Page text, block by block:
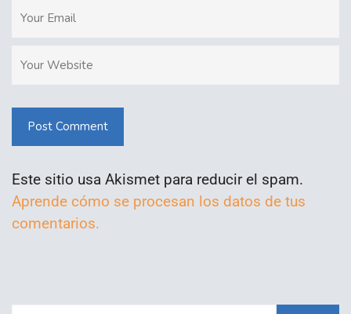
Post Comment
Este sitio usa Akismet para reducir el spam.
Aprende cómo se procesan los datos de tus
comentarios.